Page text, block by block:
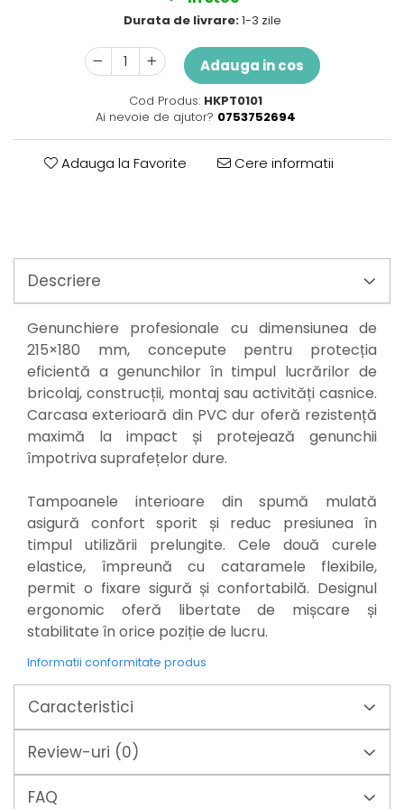
Pistol pentru vopsit
Pompă, hidrofor
Presostate/Regulatoare de
Prelate și Folii de Protecție
Prelungitoare
Accesorii pentru polizor
Accesorii scule electrice
Compresoare aer
Fierastrau sabie
Fierăstrău circular
Flexuri
Mixere mortar
Motoare electrice
Pistoale de bătut cuie
Polizoare
Seturi aparate electrice
Testere electrice
Unelte multifuncționale
Vibratoare pentru beton
Scule manuale
Aparate de Tăiat Gresie
Briceag multifuncțional
Menghine
Scule pentru Gresie și Sticlă
Scule pentru grădină
Durata de livrare:1-3 zile
Adauga in cos
Cod Produs: HKPT0101
Ai nevoie de ajutor? 0753752694
Adauga la Favorite Cere informatii
Descriere
Genunchiere profesionale cu dimensiunea de
215×180 mm, concepute pentru protecția
eficientă a genunchilor în timpul lucrărilor de
bricolaj, construcții, montaj sau activități casnice.
Carcasa exterioară din PVC dur oferă rezistență
maximă la impact și protejează genunchii
împotriva suprafețelor dure.
Tampoanele interioare din spumă mulată
asigură confort sporit și reduc presiunea în
timpul utilizării prelungite. Cele două curele
elastice, împreună cu cataramele flexibile,
permit o fixare sigură și confortabilă. Designul
ergonomic oferă libertate de mișcare și
stabilitate în orice poziție de lucru.
Informatii conformitate produs
Caracteristici
Review-uri (0)
FAQ